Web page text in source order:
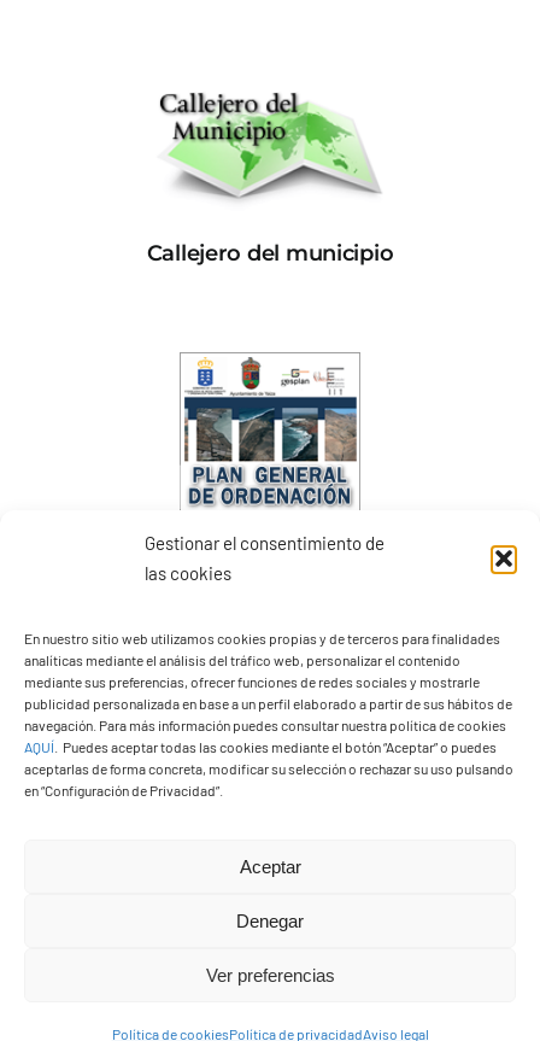
Gestionar el consentimiento de
las cookies
En nuestro sitio web utilizamos cookies propias y de terceros para finalidades
analíticas mediante el análisis del tráfico web, personalizar el contenido
mediante sus preferencias, ofrecer funciones de redes sociales y mostrarle
publicidad personalizada en base a un perfil elaborado a partir de sus hábitos de
navegación. Para más información puedes consultar nuestra política de cookies
AQUÍ
Puedes aceptar todas las cookies mediante el botón “Aceptar” o puedes
aceptarlas de forma concreta, modificar su selección o rechazar su uso pulsando
en “Configuración de Privacidad”.
Aceptar
Denegar
Ver preferencias
Política de cookiesPolítica de privacidadAviso legal
Callejero del municipio
Presupuestos 2026